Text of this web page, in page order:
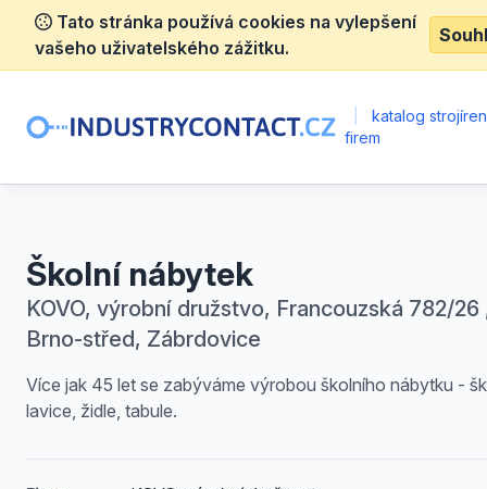
Tato stránka používá cookies na vylepšení
vašeho uživatelského zážitku.
katalog
firem
Školní nábytek
KOVO, výrobní družstvo, Francouzská 782/26
Brno-střed, Zábrdovice
Více jak 45 let se zabýváme výrobou školního nábytku -
lavice, židle, tabule.